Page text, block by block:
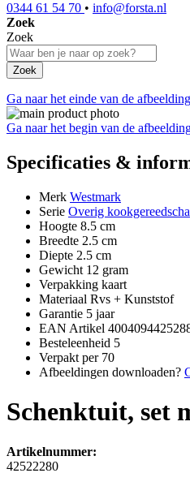
0344 61 54 70 • info@forsta.nl
Zoek
Zoek
Zoek
Ga naar het einde van de
Ga naar het begin van de
Specificaties &
Merk Westmark
Serie Overig
Hoogte 8.5 cm
Breedte 2.5 cm
Diepte 2.5 cm
Gewicht 12 gram
Verpakking kaart
Materiaal Rvs + Kunststof
Garantie 5 jaar
EAN Artikel
Besteleenheid 5
Verpakt per 70
Afbeeldingen downloaden?
Schenktuit, set
Artikelnummer:
42522280